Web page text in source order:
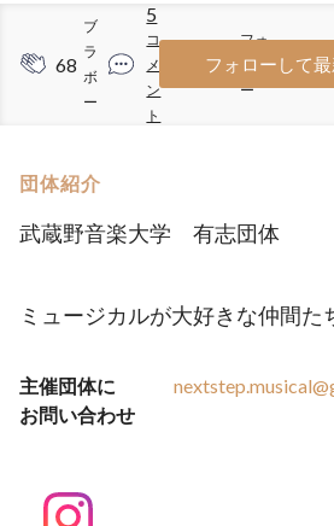
68
ブ
ラ
ボ
ー
5
コ
メ
ン
ト
32
フォ
ロワ
ー
フォローして
団体紹介
武蔵野音楽大学 有志団体
ミュージカルが大好きな仲間た
主催団体に
お問い合わせ